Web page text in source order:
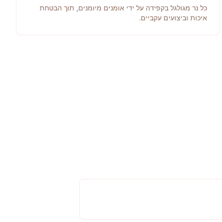
כל נר מגולגל בקפידה על ידי אומנים מיומנים, תוך הבטחת
איכות וביצועים עקביים.